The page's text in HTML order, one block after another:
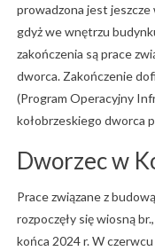
prowadzona jest
gdyż we wnętrzu
zakończenia są prace
dworca. Zakończenie
(Program Operacyjny
kołobrzeskiego dworca
Dworzec w
Prace związane z
rozpoczęły się wiosną
końca 2024 r. W